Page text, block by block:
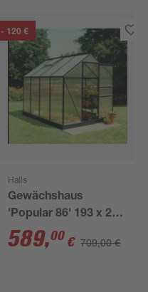
- 120 €
Halls
Gewächshaus
'Popular 86' 193 x 257
cm mit 4 mm
Doppelstegplatten
589,00 € 709,00 €